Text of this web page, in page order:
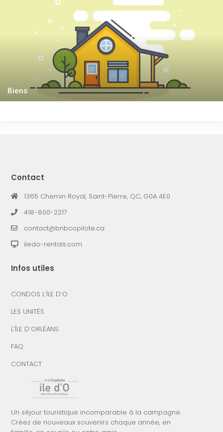
Biens
Contact
1365 Chemin Royal, Saint-Pierre, QC, G0A 4E0
418-800-2217
contact@bnbcopilote.ca
iledo-rentals.com
Infos utiles
CONDOS L’ÎLE D’O
LES UNITÉS
L’ÎLE D’ORLÉANS
FAQ
CONTACT
Un séjour touristique incomparable à la campagne.
Créez de nouveaux souvenirs chaque année, en